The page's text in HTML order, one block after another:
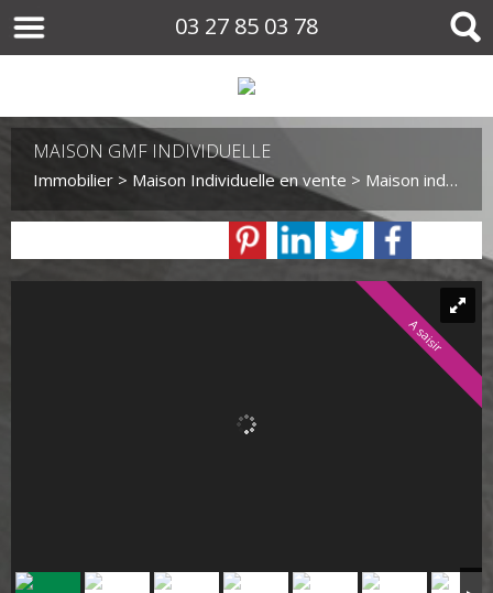
03 27 85 03 78
MAISON GMF INDIVIDUELLE
Immobilier > Maison Individuelle en vente > Maison individuelle VM4507
A saisir